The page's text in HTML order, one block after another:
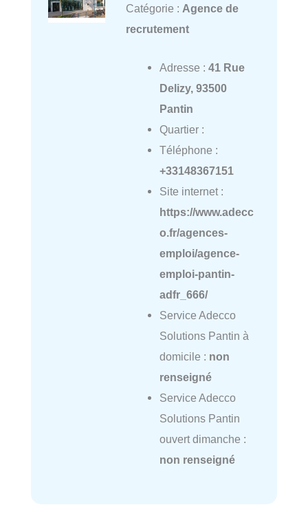
Catégorie : Agence de
recrutement
Adresse : 41 Rue
Delizy, 93500
Pantin
Quartier :
Téléphone :
+33148367151
Site internet :
https://www.adecc
o.fr/agences-
emploi/agence-
emploi-pantin-
adfr_666/
Service Adecco
Solutions Pantin à
domicile : non
renseigné
Service Adecco
Solutions Pantin
ouvert dimanche :
non renseigné